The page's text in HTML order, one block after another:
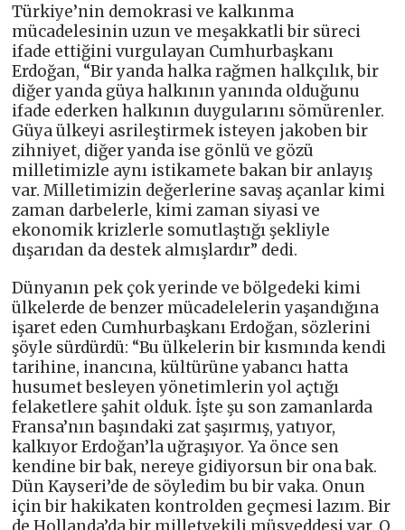
Türkiye’nin demokrasi ve kalkınma
mücadelesinin uzun ve meşakkatli bir süreci
ifade ettiğini vurgulayan Cumhurbaşkanı
Erdoğan, “Bir yanda halka rağmen halkçılık, bir
diğer yanda güya halkının yanında olduğunu
ifade ederken halkının duygularını sömürenler.
Güya ülkeyi asrileştirmek isteyen jakoben bir
zihniyet, diğer yanda ise gönlü ve gözü
milletimizle aynı istikamete bakan bir anlayış
var. Milletimizin değerlerine savaş açanlar kimi
zaman darbelerle, kimi zaman siyasi ve
ekonomik krizlerle somutlaştığı şekliyle
dışarıdan da destek almışlardır” dedi.
Dünyanın pek çok yerinde ve bölgedeki kimi
ülkelerde de benzer mücadelelerin yaşandığına
işaret eden Cumhurbaşkanı Erdoğan, sözlerini
şöyle sürdürdü: “Bu ülkelerin bir kısmında kendi
tarihine, inancına, kültürüne yabancı hatta
husumet besleyen yönetimlerin yol açtığı
felaketlere şahit olduk. İşte şu son zamanlarda
Fransa’nın başındaki zat şaşırmış, yatıyor,
kalkıyor Erdoğan’la uğraşıyor. Ya önce sen
kendine bir bak, nereye gidiyorsun bir ona bak.
Dün Kayseri’de de söyledim bu bir vaka. Onun
için bir hakikaten kontrolden geçmesi lazım. Bir